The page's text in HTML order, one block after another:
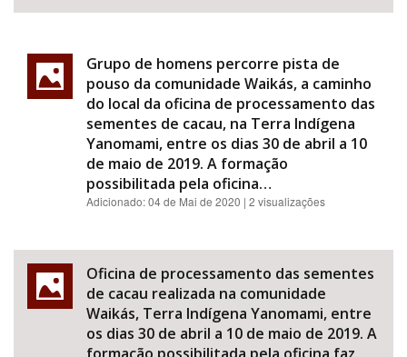
Grupo de homens percorre pista de
pouso da comunidade Waikás, a caminho
do local da oficina de processamento das
sementes de cacau, na Terra Indígena
Yanomami, entre os dias 30 de abril a 10
de maio de 2019. A formação
possibilitada pela oficina…
Adicionado:04 de Mai de 2020 | 2 visualizações
Oficina de processamento das sementes
de cacau realizada na comunidade
Waikás, Terra Indígena Yanomami, entre
os dias 30 de abril a 10 de maio de 2019. A